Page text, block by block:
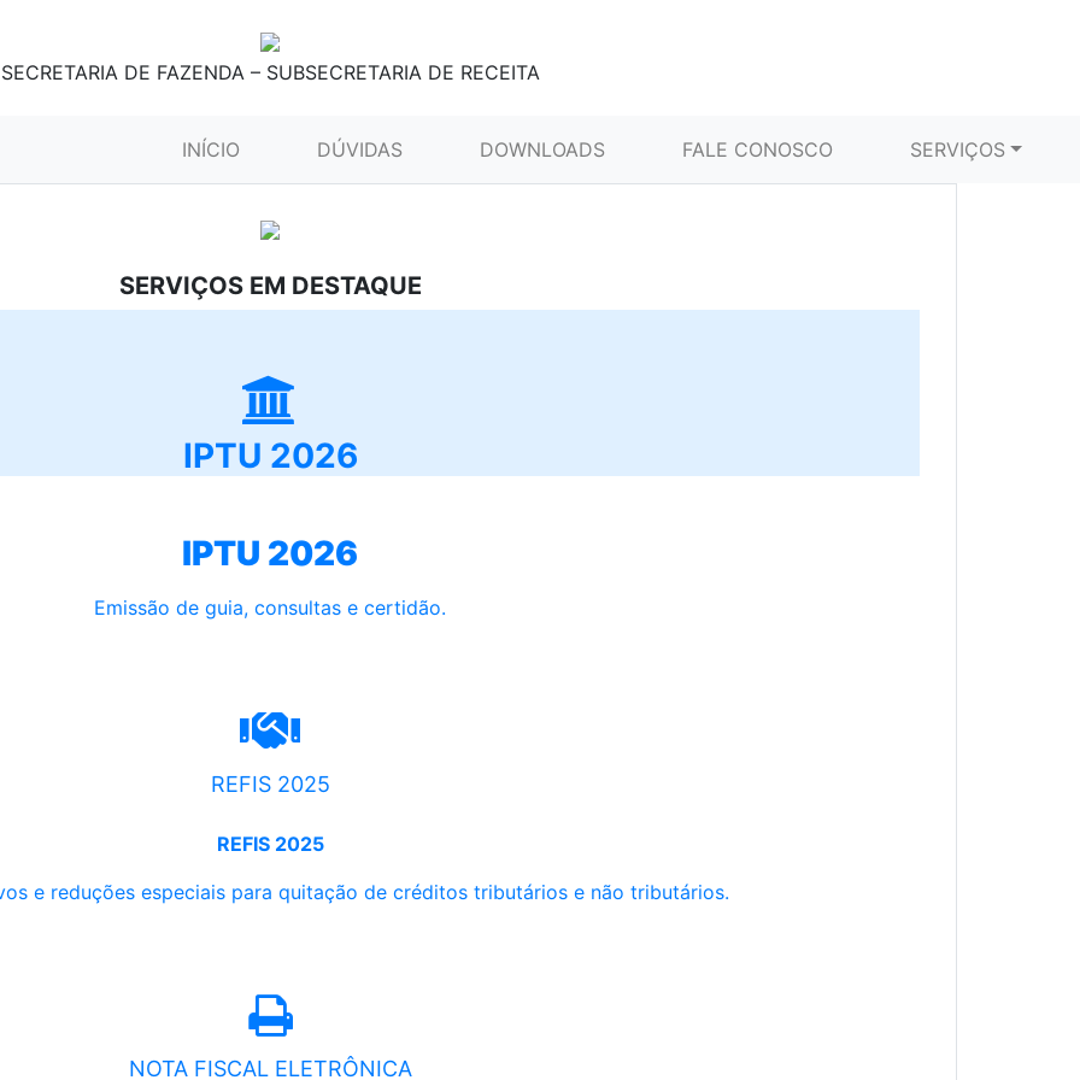
SECRETARIA DE FAZENDA – SUBSECRETARIA DE RECEITA
INÍCIO (CURRENT)DÚVIDAS DOWNLOADS FALE CONOSCO SERVIÇOS
SERVIÇOS EM DESTAQUE
IPTU 2026
IPTU 2026
Emissão de guia, consultas e certidão.
REFIS 2025
REFIS 2025
e reduções especiais para quitação de créditos tributários e não tributários.
NOTA FISCAL ELETRÔNICA